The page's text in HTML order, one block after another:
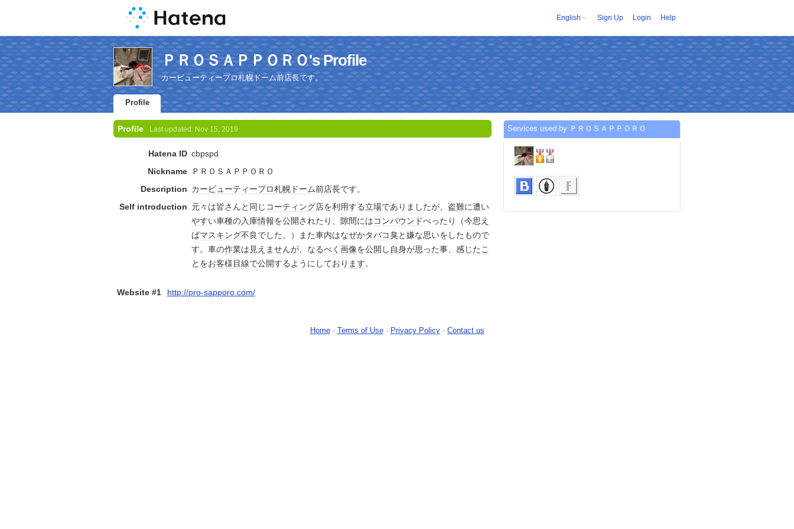
English Sign Up Login Help
ＰＲＯＳＡＰＰＯＲＯ's Profile
カービューティープロ札幌ドーム前店長です。
Profile
Profile Last updated: Nov 15, 2019
Hatena ID cbpspd
Nickname
ＰＲＯＳＡＰＰＯＲＯ
Description カービューティープロ札幌ドーム前店長です。
Self introduction 元々は皆さんと同じ コーティング店を利用する立場でありましたが、 盗難に遭い
やすい車種の入庫情報を公開されたり、隙間にはコンパウンドべったり（今思え
ばマスキング不良でした。）また車内はなぜかタバコ臭と嫌な思いをした もので
す。車の作業は見えませんが、なるべく 画像を公開し 自身が思った事、感じたこ
とをお客様目線で公開するようにしており ます。
Website #1 http://pro-sapporo.com/
Services used by ＰＲＯＳＡＰＰＯＲＯ
Home- Terms of Use- Privacy Policy- Contact us